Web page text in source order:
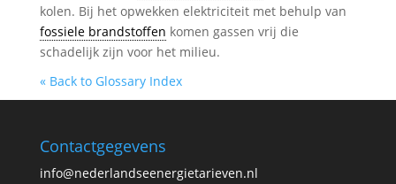
kolen. Bij het opwekken elektriciteit met behulp van
fossiele brandstoffen komen gassen vrij die
schadelijk zijn voor het milieu.
« Back to Glossary Index
Contactgegevens
info@nederlandseenergietarieven.nl